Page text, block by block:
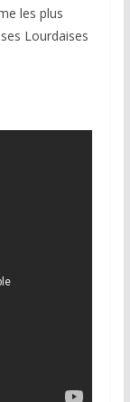
les plus
Lourdaises